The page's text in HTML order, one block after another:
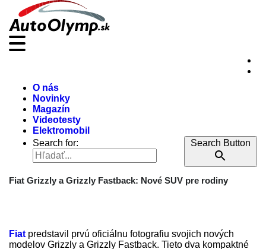
O nás
Novinky
Magazín
Videotesty
Elektromobil
Search for:
Search Button
Fiat Grizzly a Grizzly Fastback: Nové SUV pre rodiny
Fiat predstavil prvú oficiálnu fotografiu svojich nových
modelov Grizzly a Grizzly Fastback. Tieto dva kompaktné